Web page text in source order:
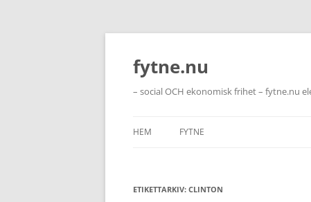
Hoppa
innehåll
fytne.nu
– social OCH ekonomisk frihet – fytne.nu
HEM FYTNE
ETIKETTARKIV: CLINTON